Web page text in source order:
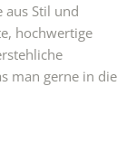
aus Stil und
hochwertige
man gerne in die